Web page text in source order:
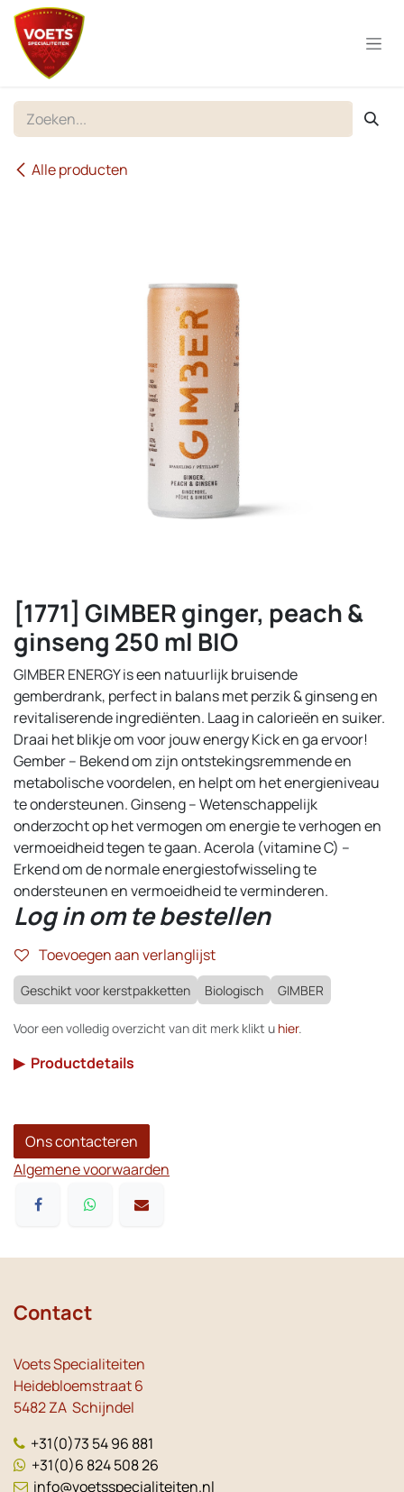
Overslaan naar inhoud
Alle producten
[1771] GIMBER ginger, peach &
ginseng 250 ml BIO
GIMBER ENERGY is een natuurlijk bruisende
gemberdrank, perfect in balans met perzik & ginseng en
revitaliserende ingrediënten. Laag in calorieën en suiker.
Draai het blikje om voor jouw energy Kick en ga ervoor!
Gember – Bekend om zijn ontstekingsremmende en
metabolische voordelen, en helpt om het energieniveau
te ondersteunen. Ginseng – Wetenschappelijk
onderzocht op het vermogen om energie te verhogen en
vermoeidheid tegen te gaan. Acerola (vitamine C) –
Erkend om de normale energiestofwisseling te
ondersteunen en vermoeidheid te verminderen.
Log in om te bestellen
Toevoegen aan verlanglijst
Geschikt voor kerstpakketten Biologisch GIMBER
Voor een volledig overzicht van dit merk klikt u hier.
▶ Productdetails
Ons contacteren
Algemene voorwaarden
Contact
Voets Specialiteiten
Heidebloemstraat 6
5482 ZA Schijndel
+31(0)73 54 96 881
+31(0)6 824 508 26
info@voetsspecialiteiten.nl